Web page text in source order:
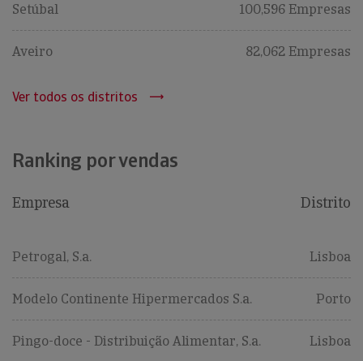
Setúbal 100,596 Empresas
Aveiro 82,062 Empresas
Ver todos os distritos
Ranking por vendas
Empresa Distrito
Petrogal, S.a. Lisboa
Modelo Continente Hipermercados S.a. Porto
Pingo-doce - Distribuição Alimentar, S.a. Lisboa